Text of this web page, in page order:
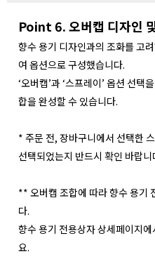
Point 6. 오버캡 디자인
향수 용기 디자인과의 조화를 고
여 옵션으로 구성했습니다.
‘오버캡’과 ‘스프레이’ 옵션 선택
합을 완성할 수 있습니다.
* 주문 전, 장바구니에서 선택한
선택되었는지 반드시 확인 바랍니
** 오버캡 조합에 따라 향수 용기
다.
향수 용기 전용상자 상세페이지
요.